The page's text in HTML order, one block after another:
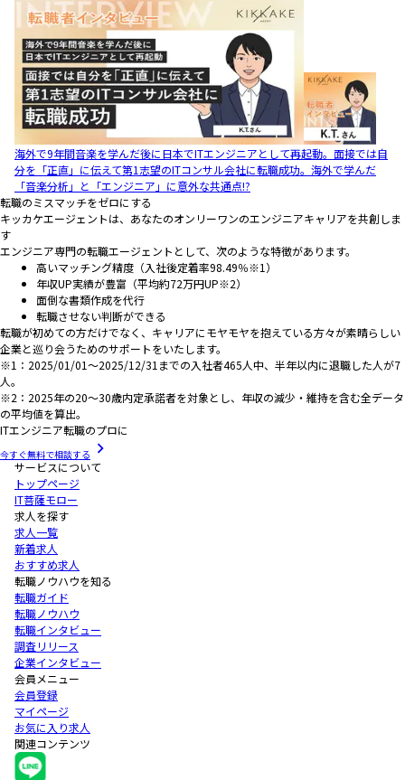
海外で9年間音楽を学んだ後に日本でITエンジニアとして再起動。面接では自
分を「正直」に伝えて第1志望のITコンサル会社に転職成功。海外で学んだ
「音楽分析」と「エンジニア」に意外な共通点!?
転職のミスマッチをゼロにする
キッカケエージェントは、あなたのオンリーワンのエンジニアキャリアを共創しま
す
エンジニア専門の転職エージェントとして、次のような特徴があります。
高いマッチング精度（入社後定着率98.49％※1）
年収UP実績が豊富（平均約72万円UP※2）
面倒な書類作成を代行
転職させない判断ができる
転職が初めての方だけでなく、キャリアにモヤモヤを抱えている方々が素晴らしい
企業と巡り会うためのサポートをいたします。
※1：2025/01/01～2025/12/31までの入社者465人中、半年以内に退職した人が7
人。
※2：2025年の20～30歳内定承諾者を対象とし、年収の減少・維持を含む全データ
の平均値を算出。
ITエンジニア転職のプロに
今すぐ無料で相談する
サービスについて
トップページ
IT菩薩モロー
求人を探す
求人一覧
新着求人
おすすめ求人
転職ノウハウを知る
転職ガイド
転職ノウハウ
転職インタビュー
調査リリース
企業インタビュー
会員メニュー
会員登録
マイページ
お気に入り求人
関連コンテンツ